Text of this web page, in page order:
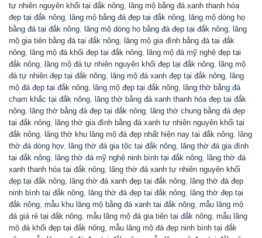
tự nhiên nguyên khối tại đắk nông
lăng mộ bằng đá xanh thanh hóa
đẹp tại đắk nông
lăng mộ bằng đá đẹp tại đắk nông
lăng mộ dòng họ
bằng đá tại đắk nông
lăng mộ dòng họ bằng đá đẹp tại đắk nông
lăng
mộ gia tiên bằng đá tại đắk nông
lăng mộ gia đình bằng đá tại đắk
nông
lăng mộ đá khối đẹp tại đắk nông
lăng mộ đá mỹ nghệ đẹp tại
đắk nông
lăng mộ đá tự nhiên nguyên khối đẹp tại đắk nông
lăng mộ
đá tự nhiên đẹp tại đắk nông
lăng mộ đá xanh đẹp tại đắk nông
lăng
mộ đá đẹp tại đắk nông
lăng mộ đẹp tại đắk nông
lăng thờ bằng đá
chạm khắc tại đắk nông
lăng thờ bằng đá xanh thanh hóa đẹp tại đắk
nông
lăng thờ bằng đá đẹp tại đắk nông
lăng thờ chung bằng đá đẹp
tại đắk nông
lăng thờ gia đình bằng đá xanh tự nhiên nguyên khối tại
đắk nông
lăng thờ khu lăng mộ đá đẹp nhất hiện nay tại đắk nông
lăng
thờ đá dòng họv, lăng thờ đá gia tộc tại đắk nông
lăng thờ đá gia đình
tại đắk nông
lăng thờ đá mỹ nghệ ninh bình tại đắk nông
lăng thờ đá
xanh thanh hóa tại đắk nông
lăng thờ đá xanh tự nhiên nguyên khối
đẹp tại đắk nông
lăng thờ đá xanh đẹp tại đắk nông
lăng thờ đá đẹp
ninh bình tại đắk nông
lăng thờ đá đẹp tại đắk nông
lăng thờ đẹp tại
đắk nông mẫu khu lăng mộ bằng đá xanh tại đắk nông mẫu lăng mộ
đá giá rẻ tại đắk nông mẫu lăng mộ đá gia tiên tại đắk nông mẫu lăng
mộ đá khối đẹp tại đắk nông mẫu lăng mộ đá đẹp ninh bình tại đắk